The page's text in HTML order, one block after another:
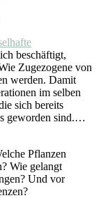
beschäftigt,
Zugezogene von
werden. Damit
im selben
sich bereits
geworden sind.…
Pflanzen
Wie gelangt
Und vor